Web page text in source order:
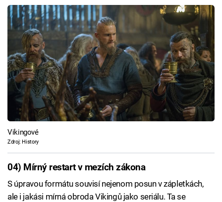
Vikingové
Zdroj: History
04) Mírný restart v mezích zákona
S úpravou formátu souvisí nejenom posun v zápletkách,
ale i jakási mírná obroda Vikingů jako seriálu. Ta se